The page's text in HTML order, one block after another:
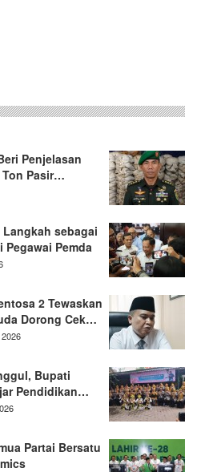
Penjelasan
Ton Pasir…
sebagai
Pemda
2 Tewaskan
Dorong Cek…
Bupati
Pendidikan…
Partai Bersatu